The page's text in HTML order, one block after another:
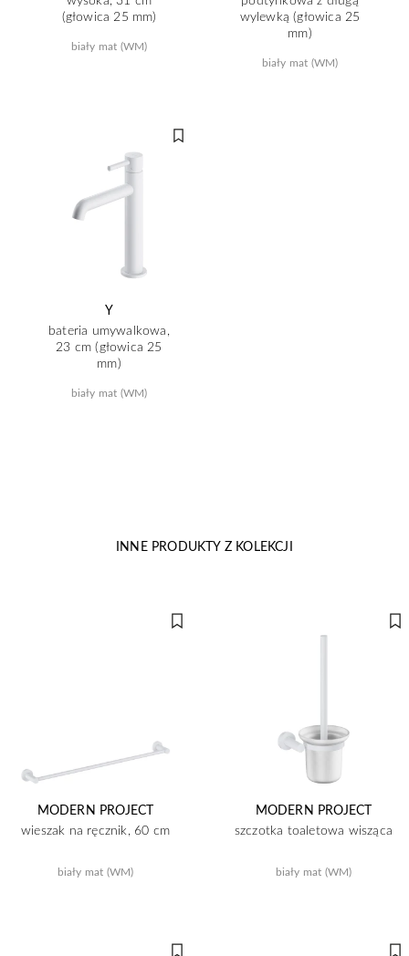
(głowica 25 mm)
biały mat (WM)
wylewką (głowica 25
mm)
biały mat (WM)
Y
bateria umywalkowa,
23 cm (głowica 25
mm)
biały mat (WM)
INNE PRODUKTY Z KOLEKCJI
MODERN PROJECT
wieszak na ręcznik, 60 cm
biały mat (WM)
MODERN PROJECT
szczotka toaletowa wisząca
biały mat (WM)